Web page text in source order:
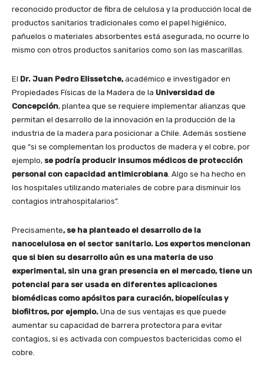
reconocido productor de fibra de celulosa y la producción local de
productos sanitarios tradicionales como el papel higiénico,
pañuelos o materiales absorbentes está asegurada, no ocurre lo
mismo con otros productos sanitarios como son las mascarillas.
El Dr. Juan Pedro Elissetche,académico e investigador en
Propiedades Físicas de la Madera de la Universidad de
Concepción, plantea que se requiere implementar alianzas que
permitan el desarrollo de la innovación en la producción de la
industria de la madera para posicionar a Chile. Además sostiene
que “si se complementan los productos de madera y el cobre, por
ejemplo, se podría producir insumos médicos de protección
personal con capacidad antimicrobiana . Algo se ha hecho en
los hospitales utilizando materiales de cobre para disminuir los
contagios intrahospitalarios”.
Precisamente, se ha planteado el desarrollo de la
nanocelulosa en el sector sanitario. Los expertos mencionan
que si bien su desarrollo aún es una materia de uso
experimental, sin una gran presencia en el mercado, tiene un
potencial para ser usada en diferentes aplicaciones
biomédicas como apósitos para curación, biopelículas y
biofiltros, por ejemplo. Una de sus ventajas es que puede
aumentar su capacidad de barrera protectora para evitar
contagios, si es activada con compuestos bactericidas como el
cobre.